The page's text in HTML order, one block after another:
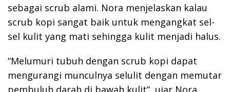
sebagai scrub alami. Nora menjelaskan kalau
scrub kopi sangat baik untuk mengangkat sel-
sel kulit yang mati sehingga kulit menjadi halus.
“Melumuri tubuh dengan scrub kopi dapat
mengurangi munculnya selulit dengan memutar
pembuluh darah di bawah kulit”, ujar Nora.